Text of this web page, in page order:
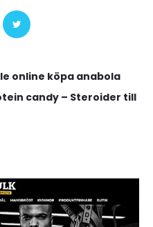
online köpa anabola
candy – Steroider till